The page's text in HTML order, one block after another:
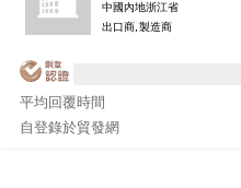
中國內地浙江省
出口商, 製造商
平均回覆時間
自登錄於貿發網